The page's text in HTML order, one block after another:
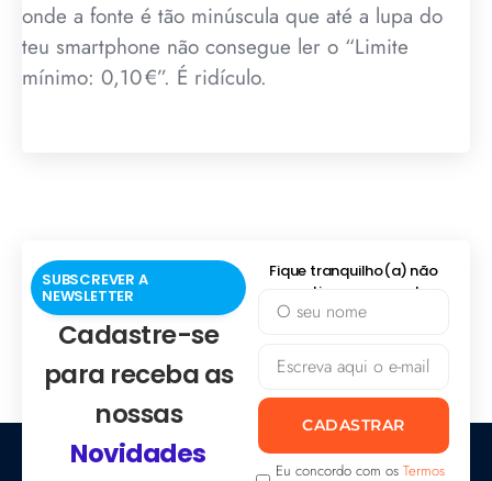
onde a fonte é tão minúscula que até a lupa do
teu smartphone não consegue ler o “Limite
mínimo: 0,10 €”. É ridículo.
SUBSCREVER A
NEWSLETTER
Cadastre-se
para receba as
nossas
Novidades
Fique tranquilho(a) não
praticamos spam!
CADASTRAR
Eu concordo com os Termos